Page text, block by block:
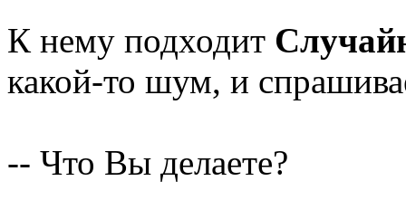
К нему подходит
какой-то шум, и
-- Что Вы делаете?